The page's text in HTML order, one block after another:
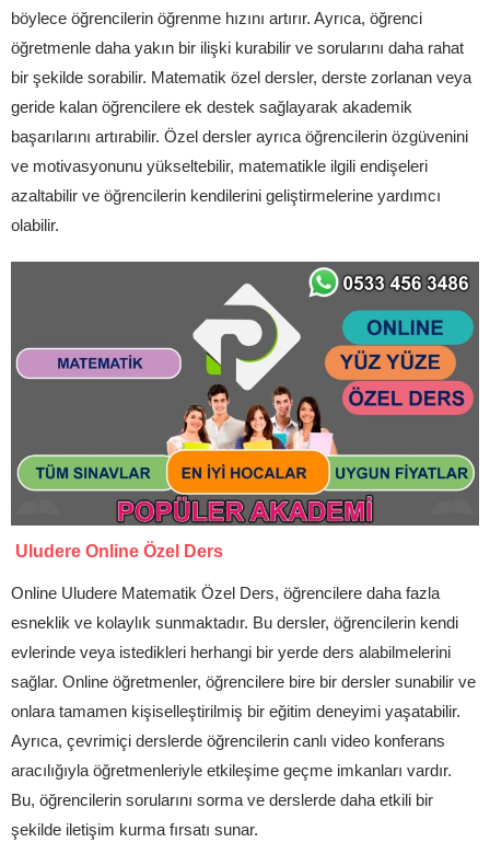
böylece öğrencilerin öğrenme hızını artırır. Ayrıca, öğrenci
öğretmenle daha yakın bir ilişki kurabilir ve sorularını daha rahat
bir şekilde sorabilir. Matematik özel dersler, derste zorlanan veya
geride kalan öğrencilere ek destek sağlayarak akademik
başarılarını artırabilir. Özel dersler ayrıca öğrencilerin özgüvenini
ve motivasyonunu yükseltebilir, matematikle ilgili endişeleri
azaltabilir ve öğrencilerin kendilerini geliştirmelerine yardımcı
olabilir.
Uludere Online Özel Ders
Online Uludere Matematik Özel Ders, öğrencilere daha fazla
esneklik ve kolaylık sunmaktadır. Bu dersler, öğrencilerin kendi
evlerinde veya istedikleri herhangi bir yerde ders alabilmelerini
sağlar. Online öğretmenler, öğrencilere bire bir dersler sunabilir ve
onlara tamamen kişiselleştirilmiş bir eğitim deneyimi yaşatabilir.
Ayrıca, çevrimiçi derslerde öğrencilerin canlı video konferans
aracılığıyla öğretmenleriyle etkileşime geçme imkanları vardır.
Bu, öğrencilerin sorularını sorma ve derslerde daha etkili bir
şekilde iletişim kurma fırsatı sunar.